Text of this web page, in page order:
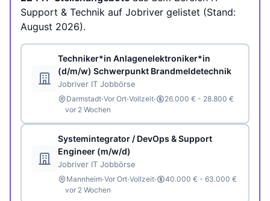
Support & Technik auf Jobriver gelistet (Stand:
August 2026).
Techniker*in Anlagenelektroniker*in
(d/m/w) Schwerpunkt Brandmeldetechnik
Jobriver IT Jobbörse
Darmstadt·Vor Ort·Vollzeit·
26.000 € - 28.800 €
vor 2 Wochen
Systemintegrator / DevOps & Support
Engineer (m/w/d)
Jobriver IT Jobbörse
Mannheim·Vor Ort·Vollzeit·
40.000 € - 63.000 €
vor 2 Wochen